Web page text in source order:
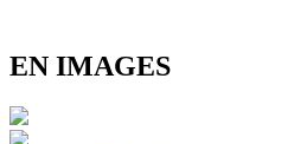
EN IMAGES